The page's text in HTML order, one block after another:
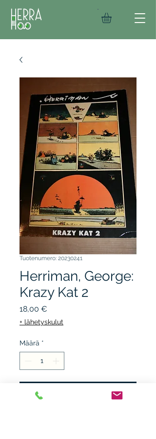
Tuotenumero: 20230241
Herriman, George:
Krazy Kat 2
18,00 €
+ lähetyskulut
Määrä *
Lisää ostoskärryyn